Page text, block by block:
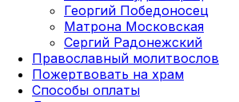
Георгий Победоносец
Матрона Московская
Сергий Радонежский
Православный молитвослов
Пожертвовать на храм
Способы оплаты